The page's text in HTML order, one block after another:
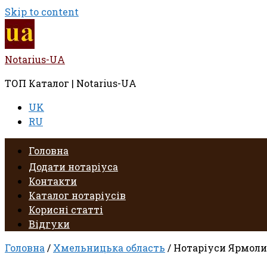
Skip to content
Notarius-UA
ТОП Каталог | Notarius-UA
UK
RU
Головна
Додати нотаріуса
Контакти
Каталог нотаріусів
Корисні статті
Відгуки
Головна / Хмельницька область / Нотаріуси